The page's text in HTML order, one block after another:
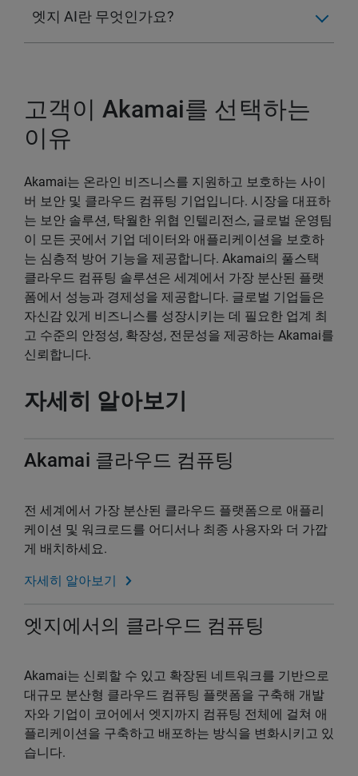
엣지 AI란 무엇인가요?
고객이 Akamai를 선택하는
이유
Akamai는 온라인 비즈니스를 지원하고 보호하는 사이
버 보안 및 클라우드 컴퓨팅 기업입니다. 시장을 대표하
는 보안 솔루션, 탁월한 위협 인텔리전스, 글로벌 운영팀
이 모든 곳에서 기업 데이터와 애플리케이션을 보호하
는 심층적 방어 기능을 제공합니다. Akamai의 풀스택
클라우드 컴퓨팅 솔루션은 세계에서 가장 분산된 플랫
폼에서 성능과 경제성을 제공합니다. 글로벌 기업들은
자신감 있게 비즈니스를 성장시키는 데 필요한 업계 최
고 수준의 안정성, 확장성, 전문성을 제공하는 Akamai를
신뢰합니다.
자세히 알아보기
Akamai 클라우드 컴퓨팅
전 세계에서 가장 분산된 클라우드 플랫폼으로 애플리
케이션 및 워크로드를 어디서나 최종 사용자와 더 가깝
게 배치하세요.
자세히 알아보기
엣지에서의 클라우드 컴퓨팅
Akamai는 신뢰할 수 있고 확장된 네트워크를 기반으로
대규모 분산형 클라우드 컴퓨팅 플랫폼을 구축해 개발
자와 기업이 코어에서 엣지까지 컴퓨팅 전체에 걸쳐 애
플리케이션을 구축하고 배포하는 방식을 변화시키고 있
습니다.